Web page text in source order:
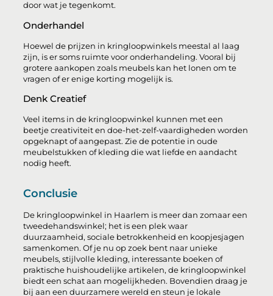
door wat je tegenkomt.
Onderhandel
Hoewel de prijzen in kringloopwinkels meestal al laag
zijn, is er soms ruimte voor onderhandeling. Vooral bij
grotere aankopen zoals meubels kan het lonen om te
vragen of er enige korting mogelijk is.
Denk Creatief
Veel items in de kringloopwinkel kunnen met een
beetje creativiteit en doe-het-zelf-vaardigheden worden
opgeknapt of aangepast. Zie de potentie in oude
meubelstukken of kleding die wat liefde en aandacht
nodig heeft.
Conclusie
De kringloopwinkel in Haarlem is meer dan zomaar een
tweedehandswinkel; het is een plek waar
duurzaamheid, sociale betrokkenheid en koopjesjagen
samenkomen. Of je nu op zoek bent naar unieke
meubels, stijlvolle kleding, interessante boeken of
praktische huishoudelijke artikelen, de kringloopwinkel
biedt een schat aan mogelijkheden. Bovendien draag je
bij aan een duurzamere wereld en steun je lokale